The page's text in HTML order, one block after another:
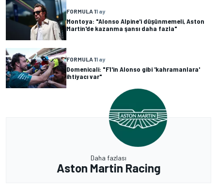
FORMULA 11 ay
Montoya: "Alonso Alpine'i düşünmemeli, Aston
Martin'de kazanma şansı daha fazla"
FORMULA 11 ay
Domenicali: "F1'in Alonso gibi 'kahramanlara'
ihtiyacı var"
Daha fazlası
Aston Martin Racing